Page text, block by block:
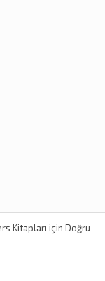
Kitapları için Doğru